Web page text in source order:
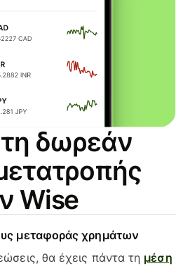
δωρεάν
Wise
μεταφοράς χρημάτων
θα έχεις πάντα τη μέση